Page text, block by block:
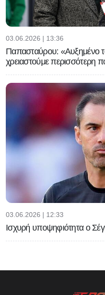
03.06.2026 | 13:36
Παπασταύρου: «Αυξημένο
χρειαστούμε περισσότερη
03.06.2026 | 12:33
Ισχυρή υποψηφιότητα ο